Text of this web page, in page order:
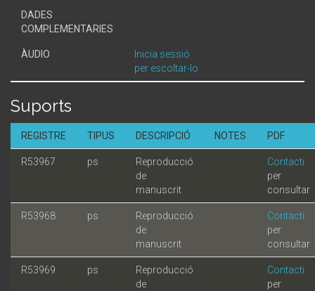
DADES
COMPLEMENTARIES
ÀUDIO
Inicia sessió
per escoltar-lo
Suports
REGISTRE TIPUS DESCRIPCIÓ NOTES PDF
R53967 ps
Reproducció
de
manuscrit
Contacti
per
consultar
R53968 ps
Reproducció
de
manuscrit
Contacti
per
consultar
R53969 ps
Reproducció
de
Contacti
per